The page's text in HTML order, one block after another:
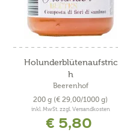
Holunderblütenaufstric
h
Beerenhof
200 g (€ 29,00/1000 g)
inkl. MwSt. zzgl. Versandkosten
€ 5,80